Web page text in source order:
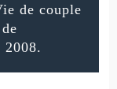
de couple
2008.